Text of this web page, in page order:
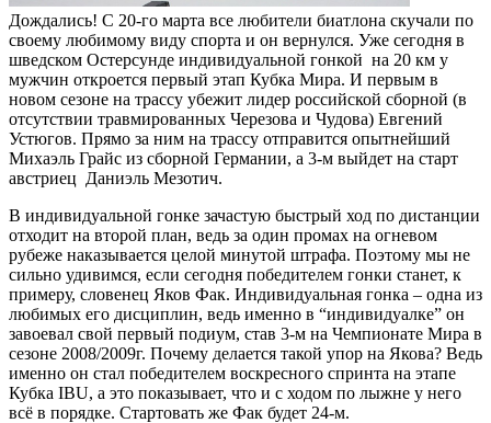
Дождались! С 20-го марта все любители биатлона скучали по
своему любимому виду спорта и он вернулся. Уже сегодня в
шведском Остерсунде индивидуальной гонкой на 20 км у
мужчин откроется первый этап Кубка Мира. И первым в
новом сезоне на трассу убежит лидер российской сборной (в
отсутствии травмированных Черезова и Чудова) Евгений
Устюгов. Прямо за ним на трассу отправится опытнейший
Михаэль Грайс из сборной Германии, а 3-м выйдет на старт
австриец Даниэль Мезотич.
В индивидуальной гонке зачастую быстрый ход по дистанции
отходит на второй план, ведь за один промах на огневом
рубеже наказывается целой минутой штрафа. Поэтому мы не
сильно удивимся, если сегодня победителем гонки станет, к
примеру, словенец Яков Фак. Индивидуальная гонка – одна из
любимых его дисциплин, ведь именно в “индивидуалке” он
завоевал свой первый подиум, став 3-м на Чемпионате Мира в
сезоне 2008/2009г. Почему делается такой упор на Якова? Ведь
именно он стал победителем воскресного спринта на этапе
Кубка IBU, а это показывает, что и с ходом по лыжне у него
всё в порядке. Стартовать же Фак будет 24-м.